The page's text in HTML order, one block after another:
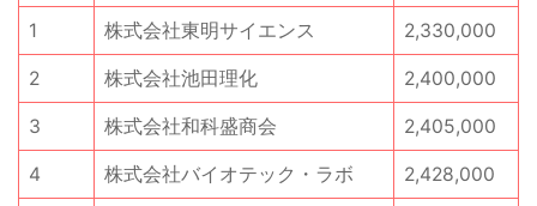
1 株式会社東明サイエンス 2,330,000
2 株式会社池田理化 2,400,000
3 株式会社和科盛商会 2,405,000
4 株式会社バイオテック・ラボ 2,428,000